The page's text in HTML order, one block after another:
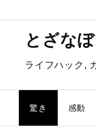
とざなぼ
ライフハック,
驚き 感動